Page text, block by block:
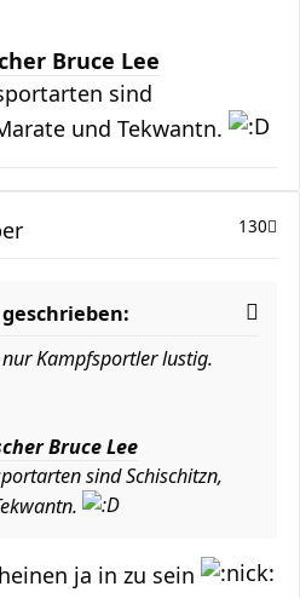
Bruce Lee
sind
und Tekwantn.
130
Kampfsportler lustig.
Bruce Lee
sind Schischitzn,
ja in zu sein